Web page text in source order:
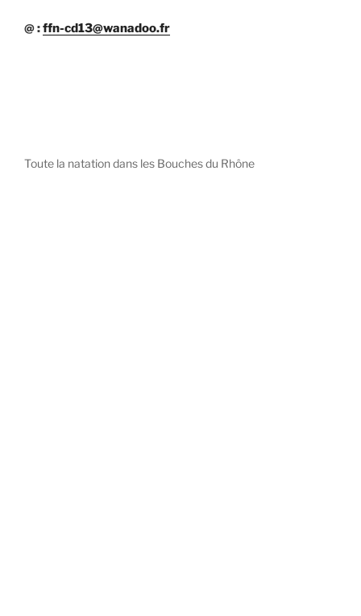
@ :ffn-cd13@wanadoo.fr
Toute la natation dans les Bouches du Rhône